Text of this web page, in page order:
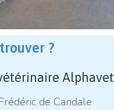
?
Alphavet
de Candale